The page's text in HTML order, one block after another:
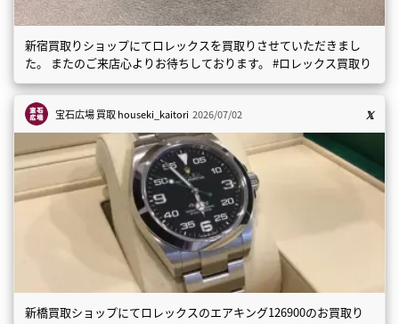
新宿買取りショップにてロレックスを買取りさせていただきまし
た。 またのご来店心よりお待ちしております。 #ロレックス買取り
宝石広場 買取houseki_kaitori 2026/07/02
新橋買取ショップにてロレックスのエアキング126900のお買取り